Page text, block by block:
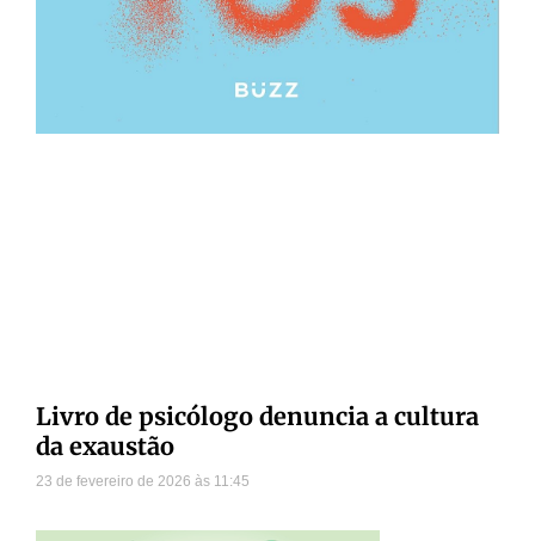
Livro de psicólogo denuncia a cultura
da exaustão
23 de fevereiro de 2026 11:45